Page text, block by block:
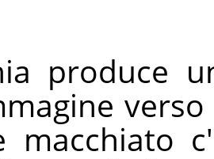
produce
macchiato